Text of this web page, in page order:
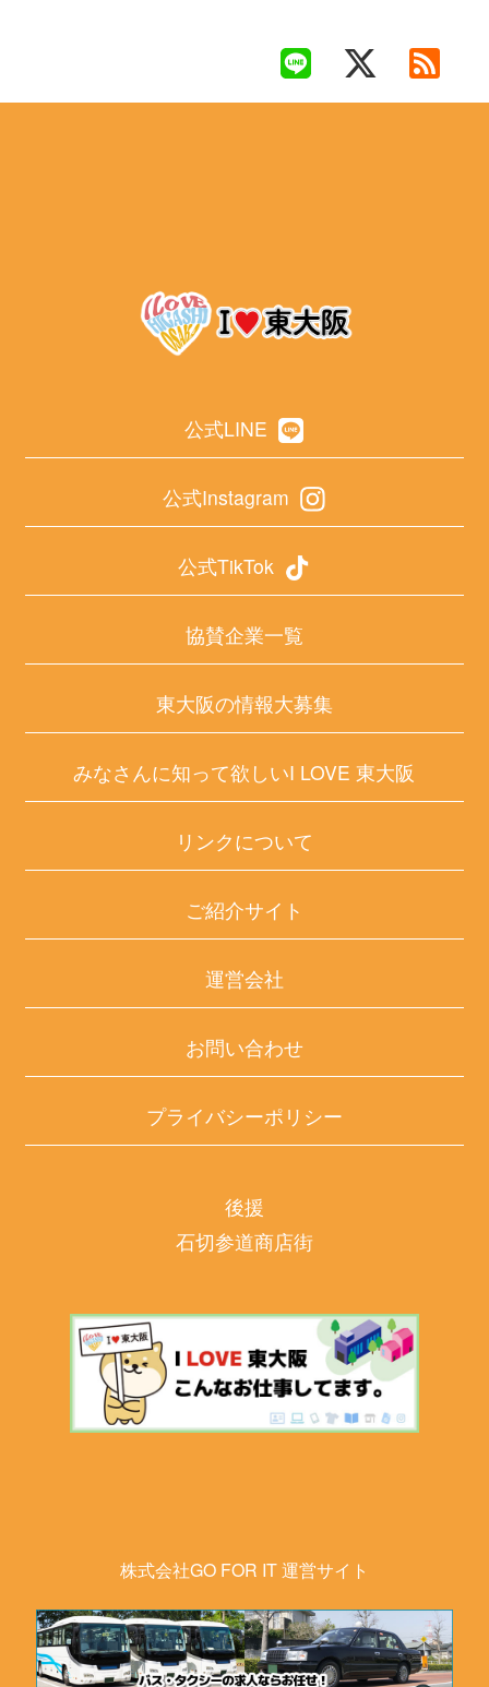
公式LINE
公式Instagram
公式TikTok
協賛企業一覧
東大阪の情報大募集
みなさんに知って欲しいI LOVE 東大阪
リンクについて
ご紹介サイト
運営会社
お問い合わせ
プライバシーポリシー
後援
石切参道商店街
株式会社GO FOR IT 運営サイト